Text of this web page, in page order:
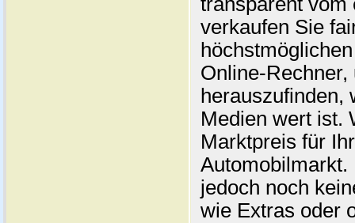
verkaufen Sie
Online-
herauszufinden,
Medien wert ist.
Marktpreis für
jedoch noch
wie Extras oder